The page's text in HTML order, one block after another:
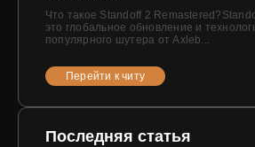
Что такое Standoff 2
это глобальное обновление и
популярного шутера от Axleb...
Перейти к читу
Последняя статья